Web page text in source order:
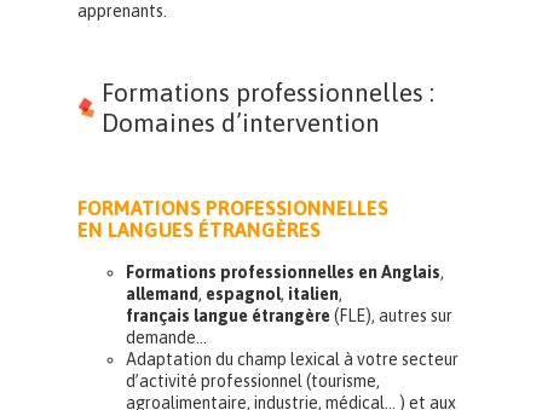
apprenants.
Formations professionnelles :
Domaines d’intervention
FORMATIONS PROFESSIONNELLES
EN LANGUES ÉTRANGÈRES
Formations professionnelles en Anglais,
allemand , espagnol, italien,
français langue étrangère (FLE), autres sur
demande…
Adaptation du champ lexical à votre secteur
d’activité professionnel (tourisme,
agroalimentaire, industrie, médical… ) et aux